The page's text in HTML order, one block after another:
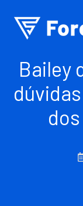
Bailey